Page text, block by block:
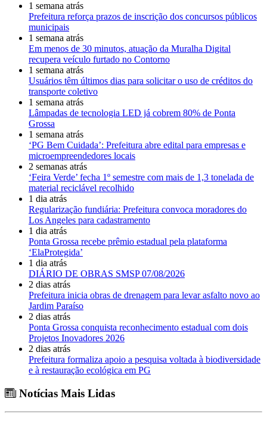
1 semana atrás
Prefeitura reforça prazos de inscrição dos concursos públicos
municipais
1 semana atrás
Em menos de 30 minutos, atuação da Muralha Digital
recupera veículo furtado no Contorno
1 semana atrás
Usuários têm últimos dias para solicitar o uso de créditos do
transporte coletivo
1 semana atrás
Lâmpadas de tecnologia LED já cobrem 80% de Ponta
Grossa
1 semana atrás
‘PG Bem Cuidada’: Prefeitura abre edital para empresas e
microempreendedores locais
2 semanas atrás
‘Feira Verde’ fecha 1º semestre com mais de 1,3 tonelada de
material reciclável recolhido
1 dia atrás
Regularização fundiária: Prefeitura convoca moradores do
Los Angeles para cadastramento
1 dia atrás
Ponta Grossa recebe prêmio estadual pela plataforma
‘ElaProtegida’
1 dia atrás
DIÁRIO DE OBRAS SMSP 07/08/2026
2 dias atrás
Prefeitura inicia obras de drenagem para levar asfalto novo ao
Jardim Paraíso
2 dias atrás
Ponta Grossa conquista reconhecimento estadual com dois
Projetos Inovadores 2026
2 dias atrás
Prefeitura formaliza apoio a pesquisa voltada à biodiversidade
e à restauração ecológica em PG
Notícias Mais Lidas